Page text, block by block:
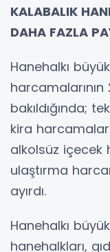
KALABALIK
DAHA FAZLA
Hanehalkı
harcamalarının
bakıldığında;
kira
alkolsüz içecek
ulaştırma
ayırdı.
Hanehalkı
hanehalkları,